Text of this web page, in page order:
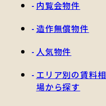
内覧会物件
造作無償物件
人気物件
エリア別の賃料相
場から探す